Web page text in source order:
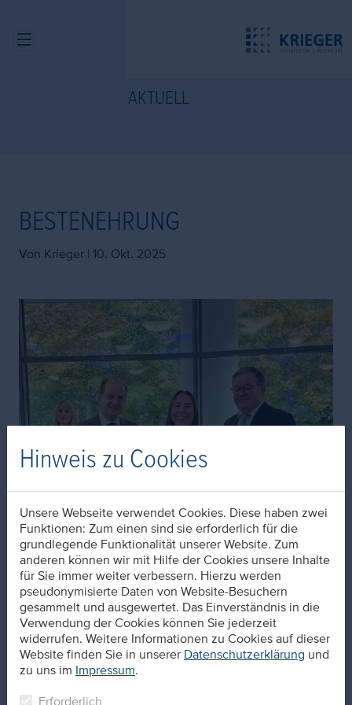
AKTUELL
BESTENEHRUNG
Von Krieger | 10. Okt. 2025
Im Rahmen der diesjährigen Bestenehrung der
Hinweis zu Cookies
Unsere Webseite verwendet Cookies. Diese haben zwei
Funktionen: Zum einen sind sie erforderlich für die
grundlegende Funktionalität unserer Website. Zum
anderen können wir mit Hilfe der Cookies unsere Inhalte
für Sie immer weiter verbessern. Hierzu werden
pseudonymisierte Daten von Website-Besuchern
gesammelt und ausgewertet. Das Einverständnis in die
Verwendung der Cookies können Sie jederzeit
widerrufen. Weitere Informationen zu Cookies auf dieser
Website finden Sie in unserer Datenschutzerklärung und
zu uns im Impressum.
Erforderlich